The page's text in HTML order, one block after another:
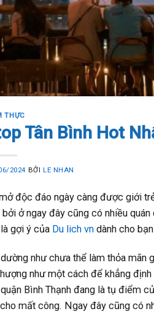
THỰC
Tân Bình Hot
2024 BỞI LE NHAN
độc đáo ngày càng được giới
ở ngay đây cũng có nhiều
gợi ý của Du lich vn dành cho
như chưa thể làm thỏa mãn
như một cách để khẳng
Bình Thạnh đang là tụ điểm
mất công. Ngay đây cũng có